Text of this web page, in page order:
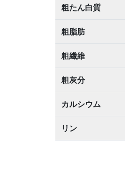
粗たん白質
粗脂肪
粗繊維
粗灰分
カルシウム
リン